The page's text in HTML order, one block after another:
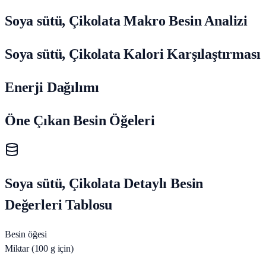
Soya sütü, Çikolata Makro Besin Analizi
Soya sütü, Çikolata Kalori Karşılaştırması
Enerji Dağılımı
Öne Çıkan Besin Öğeleri
Soya sütü, Çikolata Detaylı Besin
Değerleri Tablosu
Besin öğesi
Miktar (100 g için)